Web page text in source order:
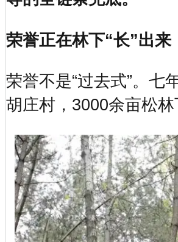
荣誉正在林下“长”出来
荣誉不是“过去式”。七
胡庄村，3000余亩松